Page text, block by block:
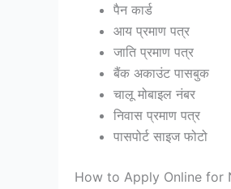
पैन कार्ड
आय प्रमाण पत्र
जाति प्रमाण पत्र
बैंक अकाउंट पासबुक
चालू मोबाइल नंबर
निवास प्रमाण पत्र
पासपोर्ट साइज फोटो
How to Apply Online for